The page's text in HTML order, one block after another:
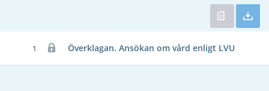
1 Överklagan. Ansökan om vård enligt LVU